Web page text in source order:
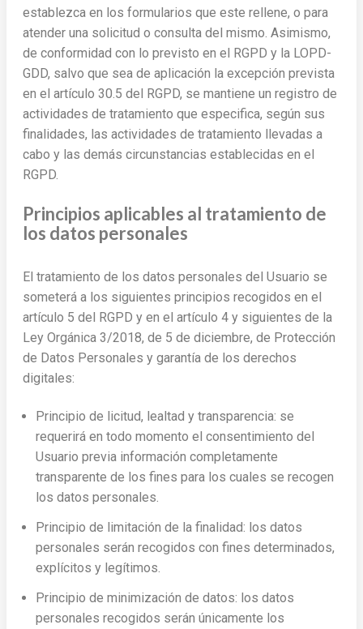
establezca en los formularios que este rellene, o para
atender una solicitud o consulta del mismo. Asimismo,
de conformidad con lo previsto en el RGPD y la LOPD-
GDD, salvo que sea de aplicación la excepción prevista
en el artículo 30.5 del RGPD, se mantiene un registro de
actividades de tratamiento que especifica, según sus
finalidades, las actividades de tratamiento llevadas a
cabo y las demás circunstancias establecidas en el
RGPD.
Principios aplicables al tratamiento de
los datos personales
El tratamiento de los datos personales del Usuario se
someterá a los siguientes principios recogidos en el
artículo 5 del RGPD y en el artículo 4 y siguientes de la
Ley Orgánica 3/2018, de 5 de diciembre, de Protección
de Datos Personales y garantía de los derechos
digitales:
Principio de licitud, lealtad y transparencia: se
requerirá en todo momento el consentimiento del
Usuario previa información completamente
transparente de los fines para los cuales se recogen
los datos personales.
Principio de limitación de la finalidad: los datos
personales serán recogidos con fines determinados,
explícitos y legítimos.
Principio de minimización de datos: los datos
personales recogidos serán únicamente los